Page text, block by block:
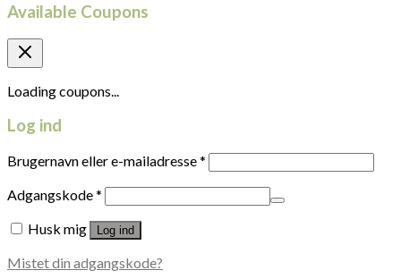
Available Coupons
Loading coupons...
Log ind
Brugernavn eller e-mailadresse*
Adgangskode*
Husk mig
Log ind
Mistet din adgangskode?